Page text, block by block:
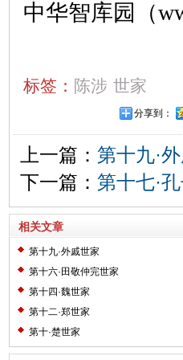
中华智库园（
标签： 陈涉 世家
分享到：
上一篇： 第十九·
下一篇： 第十七·
相关文章
第十九·外戚世家
第十六·田敬仲完世家
第十四·魏世家
第十二·郑世家
第十·楚世家